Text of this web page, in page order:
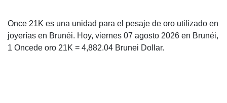
Once 21K es una unidad para el pesaje de oro utilizado en
joyerías en Brunéi. Hoy, viernes 07 agosto 2026 en Brunéi,
1 Oncede oro 21K = 4,882.04 Brunei Dollar.